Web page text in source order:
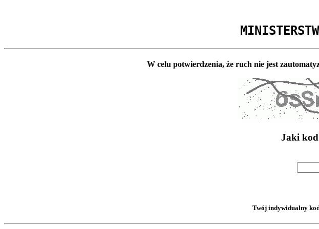
W celu potwierdzenia, że ruch nie jest
Jaki
Twój indywidualny